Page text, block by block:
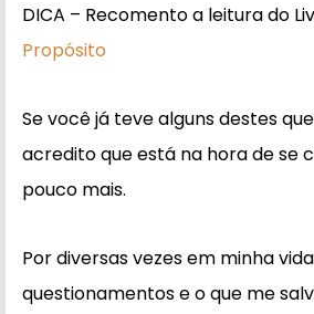
DICA – Recomento a leitura do
Propósito
Se você já teve alguns destes
acredito que está na hora de se
pouco mais.
Por diversas vezes em minha
questionamentos e o que me